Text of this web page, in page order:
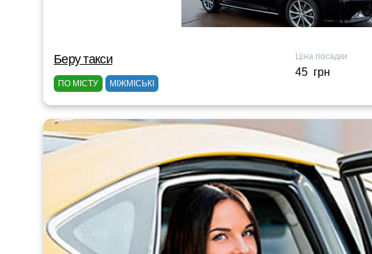
Беру такси
ПО МІСТУ МІЖМІСЬКІ
Ціна посадки
45 грн